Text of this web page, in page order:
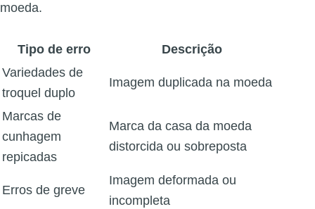
moeda.
Tipo de erro
Descrição
Variedades de
troquel duplo
Imagem duplicada na moeda
Marcas de
cunhagem
repicadas
Marca da casa da moeda
distorcida ou sobreposta
Erros de greve
Imagem deformada ou
incompleta